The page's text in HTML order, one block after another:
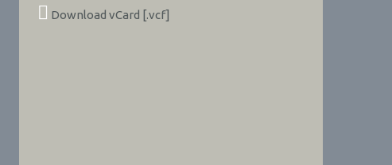
Download vCard [.vcf]